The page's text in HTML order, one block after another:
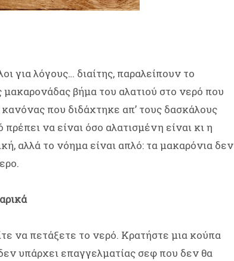
για λόγους… διαίτης, παραλείπουν το
βήμα του αλατιού στο νερό που
κανόνας που διδάχτηκε απ’ τους δασκάλους
να είναι όσο αλατισμένη είναι κι η
αλλά το νόημα είναι απλό: τα μακαρόνια δεν
να πετάξετε το νερό. Κρατήστε μια κούπα
υπάρχει επαγγελματίας σεφ που δεν θα